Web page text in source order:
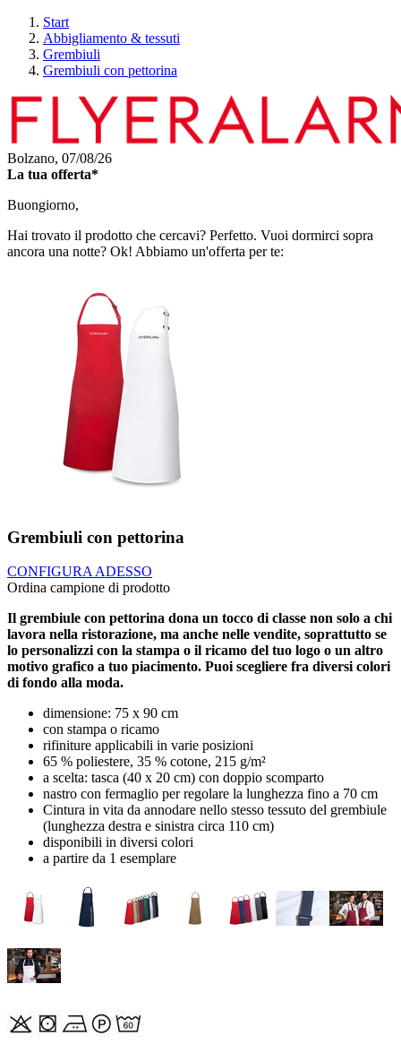
Start
Abbigliamento & tessuti
Grembiuli
Grembiuli con pettorina
Bolzano, 07/08/26
La tua offerta*
Buongiorno,
Hai trovato il prodotto che cercavi? Perfetto. Vuoi dormirci sopra
ancora una notte? Ok! Abbiamo un'offerta per te:
Grembiuli con pettorina
CONFIGURA ADESSO
Ordina campione di prodotto
Il grembiule con pettorina dona un tocco di classe non solo a chi
lavora nella ristorazione, ma anche nelle vendite, soprattutto se
lo personalizzi con la stampa o il ricamo del tuo logo o un altro
motivo grafico a tuo piacimento. Puoi scegliere fra diversi colori
di fondo alla moda.
dimensione: 75 x 90 cm
con stampa o ricamo
rifiniture applicabili in varie posizioni
65 % poliestere, 35 % cotone, 215 g/m²
a scelta: tasca (40 x 20 cm) con doppio scomparto
nastro con fermaglio per regolare la lunghezza fino a 70 cm
Cintura in vita da annodare nello stesso tessuto del grembiule
(lunghezza destra e sinistra circa 110 cm)
disponibili in diversi colori
a partire da 1 esemplare